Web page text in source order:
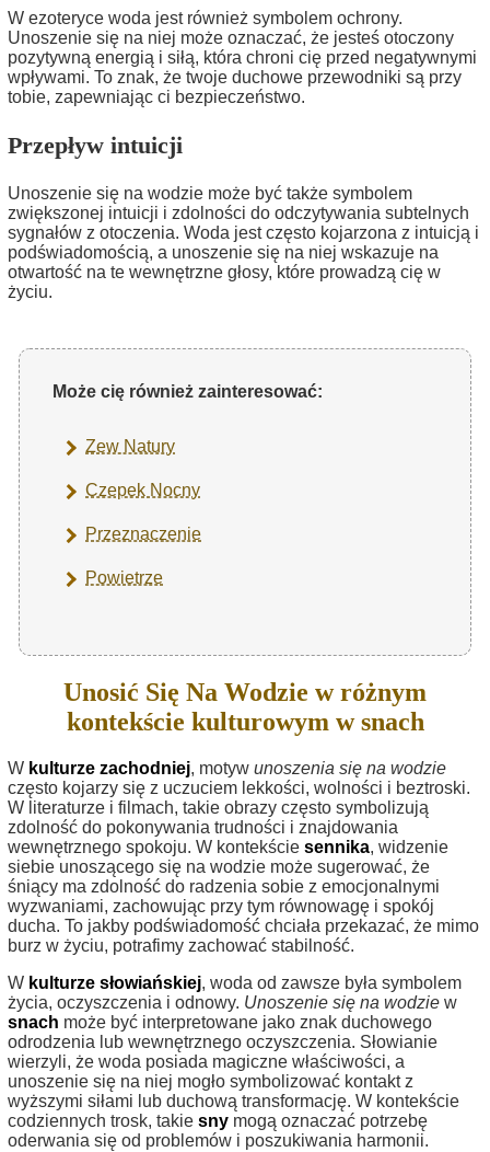
W ezoteryce woda jest również symbolem ochrony.
Unoszenie się na niej może oznaczać, że jesteś otoczony
pozytywną energią i siłą, która chroni cię przed negatywnymi
wpływami. To znak, że twoje duchowe przewodniki są przy
tobie, zapewniając ci bezpieczeństwo.
Przepływ intuicji
Unoszenie się na wodzie może być także symbolem
zwiększonej intuicji i zdolności do odczytywania subtelnych
sygnałów z otoczenia. Woda jest często kojarzona z intuicją i
podświadomością, a unoszenie się na niej wskazuje na
otwartość na te wewnętrzne głosy, które prowadzą cię w
życiu.
Może cię również zainteresować:
Zew Natury
Czepek Nocny
Przeznaczenie
Powietrze
Unosić Się Na Wodzie w różnym
kontekście kulturowym w snach
W kulturze zachodniej, motyw unoszenia się na wodzie
często kojarzy się z uczuciem lekkości, wolności i beztroski.
W literaturze i filmach, takie obrazy często symbolizują
zdolność do pokonywania trudności i znajdowania
wewnętrznego spokoju. W kontekście sennika, widzenie
siebie unoszącego się na wodzie może sugerować, że
śniący ma zdolność do radzenia sobie z emocjonalnymi
wyzwaniami, zachowując przy tym równowagę i spokój
ducha. To jakby podświadomość chciała przekazać, że mimo
burz w życiu, potrafimy zachować stabilność.
W kulturze słowiańskiej, woda od zawsze była symbolem
życia, oczyszczenia i odnowy. Unoszenie się na wodzie w
snach może być interpretowane jako znak duchowego
odrodzenia lub wewnętrznego oczyszczenia. Słowianie
wierzyli, że woda posiada magiczne właściwości, a
unoszenie się na niej mogło symbolizować kontakt z
wyższymi siłami lub duchową transformację. W kontekście
codziennych trosk, takie sny mogą oznaczać potrzebę
oderwania się od problemów i poszukiwania harmonii.